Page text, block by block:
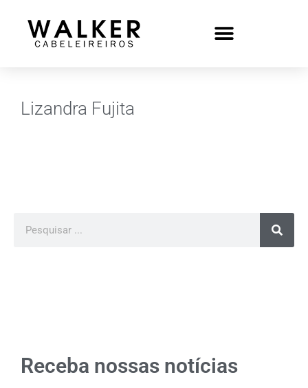
Lizandra Fujita
Receba nossas notícias